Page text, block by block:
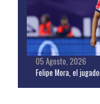
05 Agosto, 2026
Felipe Mora, el